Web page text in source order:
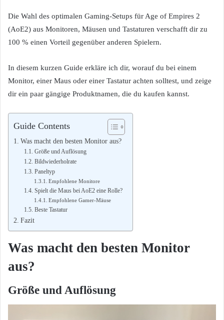
Die Wahl des optimalen Gaming-Setups für Age of Empires 2
(AoE2) aus Monitoren, Mäusen und Tastaturen verschafft dir zu
100 % einen Vorteil gegenüber anderen Spielern.
In diesem kurzen Guide erkläre ich dir, worauf du bei einem
Monitor, einer Maus oder einer Tastatur achten solltest, und zeige
dir ein paar gängige Produktnamen, die du kaufen kannst.
Guide Contents
Was macht den besten Monitor aus?
Größe und Auflösung
Bildwiederholrate
Paneltyp
Empfohlene Monitore
Spielt die Maus bei AoE2 eine Rolle?
Empfohlene Gamer-Mäuse
Beste Tastatur
Fazit
Was macht den besten Monitor
aus?
Größe und Auflösung